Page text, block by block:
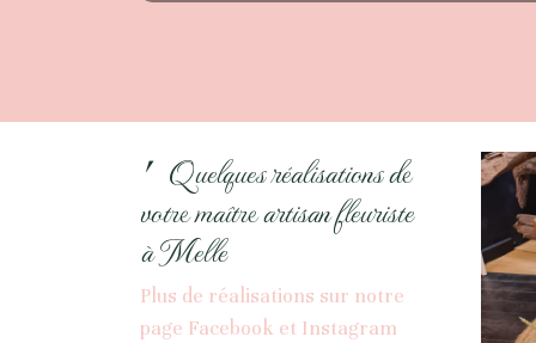
⎖ Quelques réalisations de
votre maître artisan fleuriste
à Melle
Plus de réalisations sur notre
page Facebook et Instagram